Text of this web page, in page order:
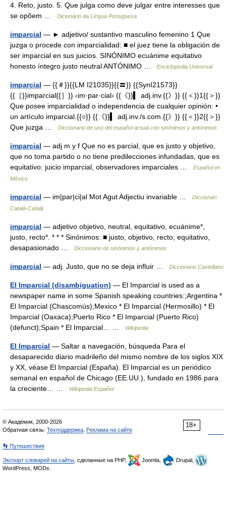
4. Reto, justo. 5. Que julga como deve julgar entre interesses que
se opõem …
Dicionário da Língua Portuguesa
imparcial — ► adjetivo/ sustantivo masculino femenino 1 Que
juzga o procede con imparcialidad: ■ el juez tiene la obligación de
ser imparcial en sus juicios. SINÓNIMO ecuánime equitativo
honesto íntegro justo neutral ANTÓNIMO …
Enciclopedia Universal
imparcial — {{＃}}{{LM I21035}}{{〓}} {{SynI21573}}
{{［}}imparcial{{］}} ‹im·par·cial› {{《}}▍ adj.inv.{{》}} {{＜}}1{{＞}}
Que posee imparcialidad o independencia de cualquier opinión: •
un artículo imparcial.{{○}} {{《}}▍ adj.inv./s.com.{{》}} {{＜}}2{{＞}}
Que juzga …
Diccionario de uso del español actual con sinónimos y antónimos
imparcial — adj m y f Que no es parcial, que es justo y objetivo,
que no toma partido o no tiene predilecciones infundadas, que es
equitativo: juicio imparcial, observadores imparciales …
Español en
México
imparcial — im|par|ci|al Mot Agut Adjectiu invariable …
Diccionari
Català-Català
imparcial — adjetivo objetivo, neutral, equitativo, ecuánime*,
justo, recto*. * * * Sinónimos: ■ justo, objetivo, recto, equitativo,
desapasionado …
Diccionario de sinónimos y antónimos
imparcial — adj. Justo, que no se deja influir … Diccionario Castellano
El Imparcial (disambiguation) — El Imparcial is used as a
newspaper name in some Spanish speaking countries:;Argentina *
El Imparcial (Chascomús);Mexico * El Imparcial (Hermosillo) * El
Imparcial (Oaxaca);Puerto Rico * El Imparcial (Puerto Rico)
(defunct);Spain * El Imparcial… …
Wikipedia
El Imparcial — Saltar a navegación, búsqueda Para el
desaparecido diario madrileño del mismo nombre de los siglos XIX
y XX, véase El Imparcial (España). El Imparcial es un periódico
semanal en español de Chicago (EE.UU.), fundado en 1986 para
la creciente… …
Wikipedia Español
18+
© Академик, 2000-2026
Обратная связь: Техподдержка Реклама на сайте
👣 Путешествия
Экспорт словарей на сайты , сделанные на PHP, Joomla,
Drupal,
WordPress, MODx.